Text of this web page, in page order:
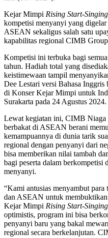
Kejar Mimpi Rising Start-
kompetisi menyanyi yang
ASEAN sekaligus salah satu
kapabilitas regional CIMB
Kompetisi ini terbuka bagi
tahun. Hadiah total yang
keistimewaan tampil
Dee Lestari versi Bahasa Inggris
di Konser Kejar Mimpi untuk
Surakarta pada 24 Agustus 2024.
Lewat kegiatan ini, CIMB Niaga
berbakat di ASEAN berani
kemampuannya di dunia tarik
regional dengan penyanyi dari
bisa memberikan nilai tambah
bagi peserta dalam berkompetisi
menyanyi.
“Kami antusias menyambut para
dan ASEAN untuk
Kejar Mimpi Rising Start-
optimistis, program ini bisa
penyanyi baru yang bakal
regional secara berkelanjutan.